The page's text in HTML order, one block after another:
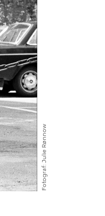
Fotograf
Julie Rønnow